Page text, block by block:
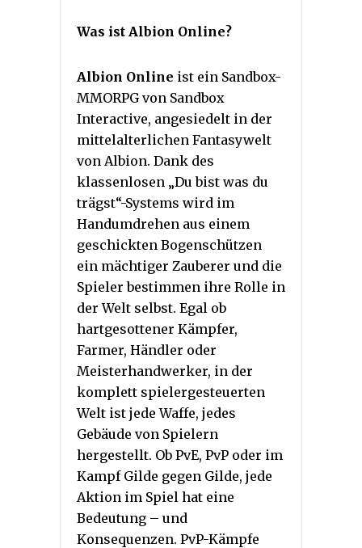
Was ist Albion Online?
Albion Online ist ein Sandbox-
MMORPG von Sandbox
Interactive, angesiedelt in der
mittelalterlichen Fantasywelt
von Albion. Dank des
klassenlosen „Du bist was du
trägst“-Systems wird im
Handumdrehen aus einem
geschickten Bogenschützen
ein mächtiger Zauberer und die
Spieler bestimmen ihre Rolle in
der Welt selbst. Egal ob
hartgesottener Kämpfer,
Farmer, Händler oder
Meisterhandwerker, in der
komplett spielergesteuerten
Welt ist jede Waffe, jedes
Gebäude von Spielern
hergestellt. Ob PvE, PvP oder im
Kampf Gilde gegen Gilde, jede
Aktion im Spiel hat eine
Bedeutung – und
Konsequenzen. PvP-Kämpfe